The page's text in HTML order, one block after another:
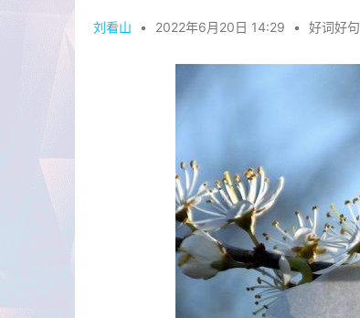
刘看山 • 2022年6月20日 14:29 • 好词好句